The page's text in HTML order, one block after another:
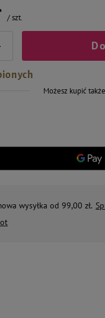
/szt.
Możesz kupić
wysyłka od 99,00 zł.